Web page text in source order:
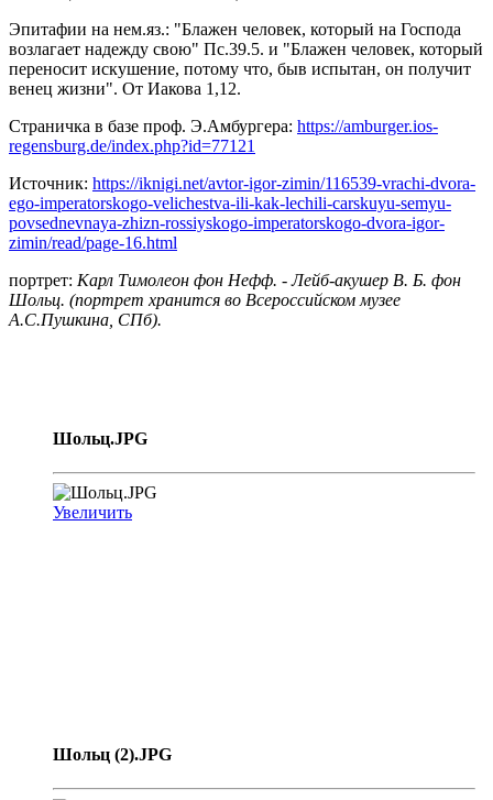
Эпитафии на нем.яз.: "Блажен человек, который на Господа
возлагает надежду свою" Пс.39.5. и "Блажен человек, который
переносит искушение, потому что, быв испытан, он получит
венец жизни". От Иакова 1,12.
Страничка в базе проф. Э.Амбургера: https://amburger.ios-
regensburg.de/index.php?id=77121
Источник: https://iknigi.net/avtor-igor-zimin/116539-vrachi-dvora-
ego-imperatorskogo-velichestva-ili-kak-lechili-carskuyu-semyu-
povsednevnaya-zhizn-rossiyskogo-imperatorskogo-dvora-igor-
zimin/read/page-16.html
портрет: Карл Тимолеон фон Нефф. - Лейб-акушер В. Б. фон
Шольц. (портрет хранится во Всероссийском музее
А.С.Пушкина, СПб).
Шольц.JPG
Увеличить
Шольц (2).JPG